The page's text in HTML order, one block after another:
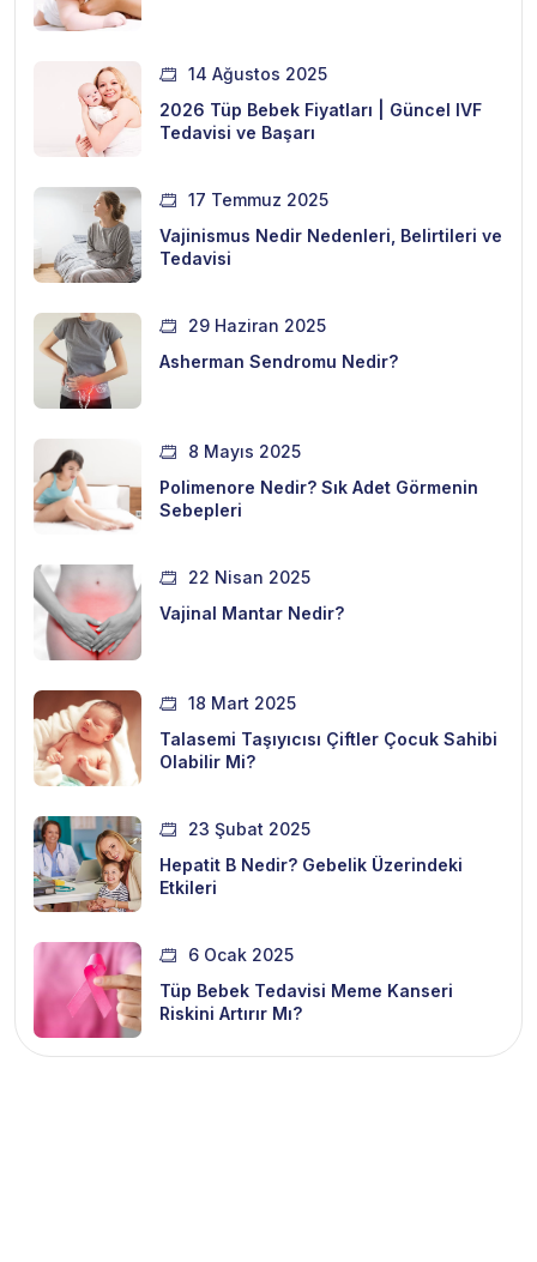
14 Ağustos 2025
2026 Tüp Bebek Fiyatları | Güncel IVF
Tedavisi ve Başarı
17 Temmuz 2025
Vajinismus Nedir Nedenleri, Belirtileri ve
Tedavisi
29 Haziran 2025
Asherman Sendromu Nedir?
8 Mayıs 2025
Polimenore Nedir? Sık Adet Görmenin
Sebepleri
22 Nisan 2025
Vajinal Mantar Nedir?
18 Mart 2025
Talasemi Taşıyıcısı Çiftler Çocuk Sahibi
Olabilir Mi?
23 Şubat 2025
Hepatit B Nedir? Gebelik Üzerindeki
Etkileri
6 Ocak 2025
Tüp Bebek Tedavisi Meme Kanseri
Riskini Artırır Mı?